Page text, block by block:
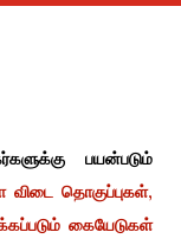
பயன்படும்
விடை தொகுப்புகள்,
கையேடுகள்